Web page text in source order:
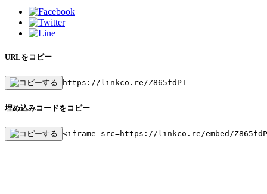
URLをコピー
https://linkco.re/Z865fdPT
埋め込みコードをコピー
<iframe src=https://linkco.re/embed/